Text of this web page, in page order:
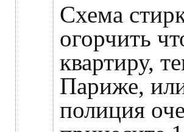
Схема
огорчить
квартиру,
Париже,
полиция